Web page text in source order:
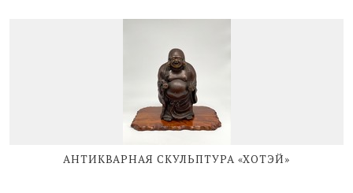
АНТИКВАРНАЯ СКУЛЬПТУРА «ХОТЭЙ»